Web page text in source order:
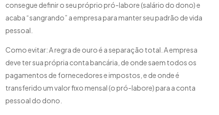
consegue definir o seu próprio pró-labore (salário do dono) e
acaba “sangrando” a empresa para manter seu padrão de vida
pessoal.
Como evitar: A regra de ouro é a separação total. A empresa
deve ter sua própria conta bancária, de onde saem todos os
pagamentos de fornecedores e impostos, e de onde é
transferido um valor fixo mensal (o pró-labore) para a conta
pessoal do dono.